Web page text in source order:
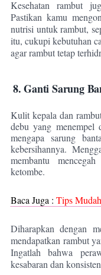
Kesehatan rambut
Pastikan kamu
nutrisi untuk rambut,
itu, cukupi kebutuhan
agar rambut tetap
8. Ganti Sarung
Kulit kepala dan
debu yang menempel
mengapa sarung
kebersihannya.
membantu
ketombe.
Baca Juga : Tips
Diharapkan dengan
mendapatkan rambut
Ingatlah bahwa
kesabaran dan